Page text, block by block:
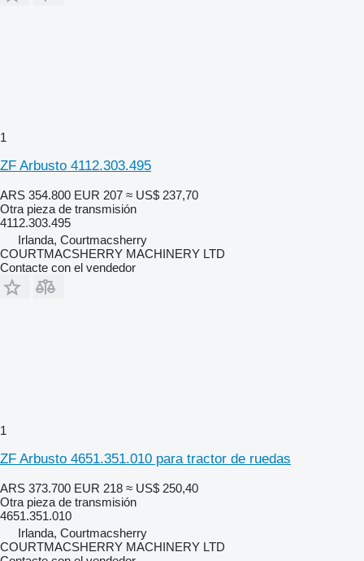
1
ZF Arbusto 4112.303.495
ARS 354.800 EUR 207 ≈ US$ 237,70
Otra pieza de transmisión
4112.303.495
Irlanda, Courtmacsherry
COURTMACSHERRY MACHINERY LTD
Contacte con el vendedor
1
ZF Arbusto 4651.351.010 para tractor de ruedas
ARS 373.700 EUR 218 ≈ US$ 250,40
Otra pieza de transmisión
4651.351.010
Irlanda, Courtmacsherry
COURTMACSHERRY MACHINERY LTD